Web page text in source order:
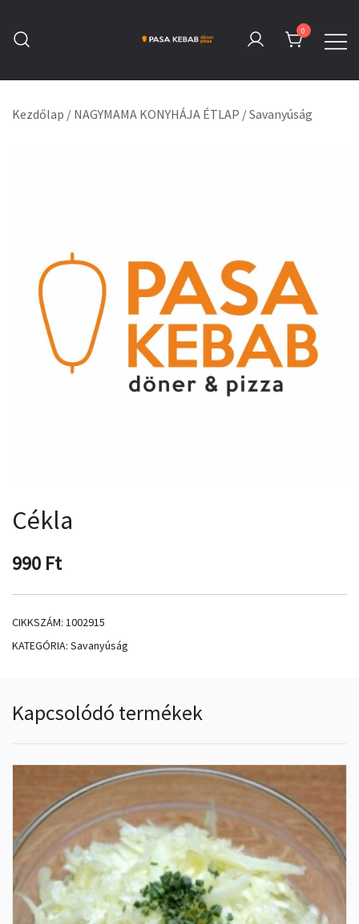
content
0
Kezdőlap / NAGYMAMA KONYHÁJA ÉTLAP /Savanyúság
Cékla
990 Ft
CIKKSZÁM: 1002915
KATEGÓRIA: Savanyúság
Kapcsolódó termékek